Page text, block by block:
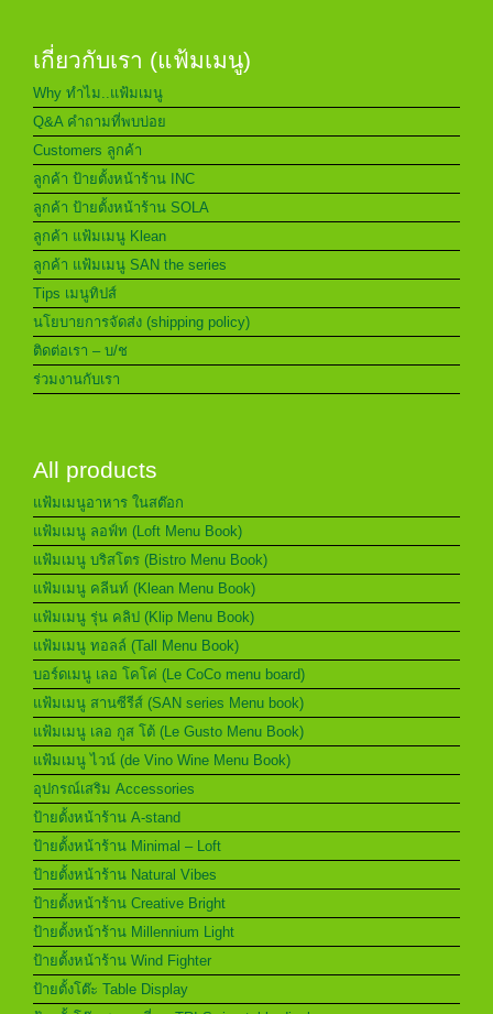
เกี่ยวกับเรา (แฟ้มเมนู)
Why ทำไม..แฟ้มเมนู
Q&A คำถามที่พบบ่อย
Customers ลูกค้า
ลูกค้า ป้ายตั้งหน้าร้าน INC
ลูกค้า ป้ายตั้งหน้าร้าน SOLA
ลูกค้า แฟ้มเมนู Klean
ลูกค้า แฟ้มเมนู SAN the series
Tips เมนูทิปส์
นโยบายการจัดส่ง (shipping policy)
ติดต่อเรา – บ/ช
ร่วมงานกับเรา
All products
แฟ้มเมนูอาหาร ในสต๊อก
แฟ้มเมนู ลอฟ์ท (Loft Menu Book)
แฟ้มเมนู บริสโตร (Bistro Menu Book)
แฟ้มเมนู คลีนท์ (Klean Menu Book)
แฟ้มเมนู รุ่น คลิป (Klip Menu Book)
แฟ้มเมนู ทอลล์ (Tall Menu Book)
บอร์ดเมนู เลอ โคโค่ (Le CoCo menu board)
แฟ้มเมนู สานซีรีส์ (SAN series Menu book)
แฟ้มเมนู เลอ กูส โต้ (Le Gusto Menu Book)
แฟ้มเมนู ไวน์ (de Vino Wine Menu Book)
อุปกรณ์เสริม Accessories
ป้ายตั้งหน้าร้าน A-stand
ป้ายตั้งหน้าร้าน Minimal – Loft
ป้ายตั้งหน้าร้าน Natural Vibes
ป้ายตั้งหน้าร้าน Creative Bright
ป้ายตั้งหน้าร้าน Millennium Light
ป้ายตั้งหน้าร้าน Wind Fighter
ป้ายตั้งโต๊ะ Table Display